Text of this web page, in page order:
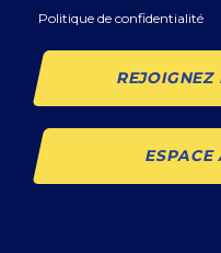
Politique de confidentialité
ESPACE